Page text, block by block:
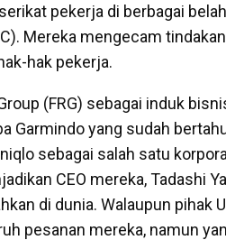
pekerja di berbagai
Mereka mengecam
hak pekerja.
(FRG) sebagai induk
Garmindo yang sudah
sebagai salah satu
CEO mereka, Tadashi
di dunia. Walaupun pihak
pesanan mereka, namun